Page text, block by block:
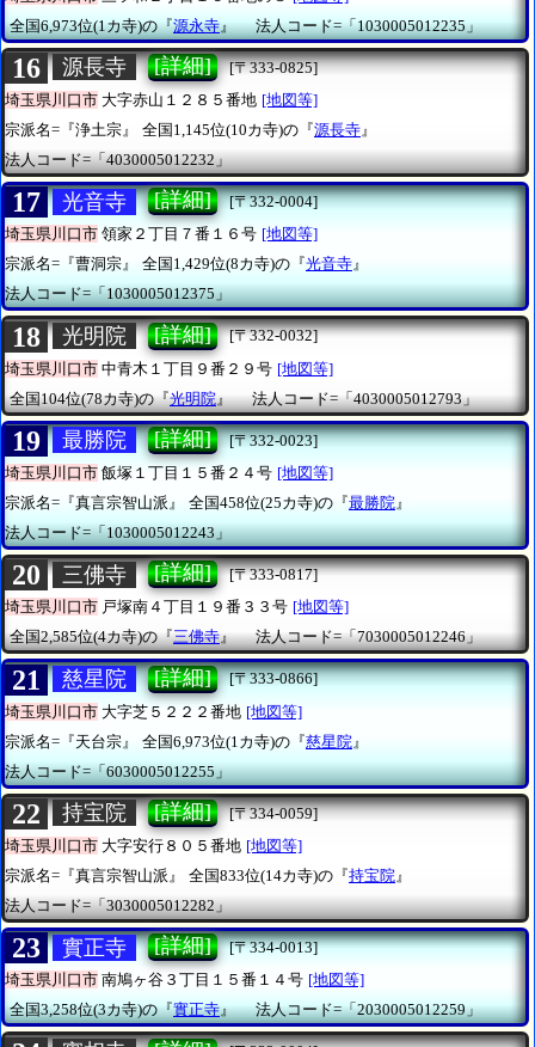
全国6,973位(1カ寺)の『源永寺』 法人コード=「1030005012235」
16 源長寺 [詳細]
[〒333-0825]
埼玉県川口市 大字赤山１２８５番地 [地図等]
宗派名=『浄土宗』
全国1,145位(10カ寺)の『源長寺 』
法人コード=「4030005012232」
17 光音寺 [詳細]
[〒332-0004]
埼玉県川口市 領家２丁目７番１６号 [地図等]
宗派名=『曹洞宗』
全国1,429位(8カ寺)の『光音寺』
法人コード=「1030005012375」
18 光明院 [詳細]
[〒332-0032]
埼玉県川口市 中青木１丁目９番２９号 [地図等]
全国104位(78カ寺)の『光明院』 法人コード=「4030005012793」
19 最勝院 [詳細]
[〒332-0023]
埼玉県川口市 飯塚１丁目１５番２４号 [地図等]
宗派名=『真言宗智山派』
全国458位(25カ寺)の『最勝院 』
法人コード=「1030005012243」
20 三佛寺 [詳細]
[〒333-0817]
埼玉県川口市 戸塚南４丁目１９番３３号 [地図等]
全国2,585位(4カ寺)の『三佛寺』 法人コード=「7030005012246」
21 慈星院 [詳細]
[〒333-0866]
埼玉県川口市 大字芝５２２２番地 [地図等]
宗派名=『天台宗』
全国6,973位(1カ寺)の『慈星院 』
法人コード=「6030005012255」
22 持宝院 [詳細]
[〒334-0059]
埼玉県川口市 大字安行８０５番地 [地図等]
宗派名=『真言宗智山派』
全国833位(14カ寺)の『持宝院 』
法人コード=「3030005012282」
23 實正寺 [詳細]
[〒334-0013]
埼玉県川口市 南鳩ヶ谷３丁目１５番１４号 [地図等]
全国3,258位(3カ寺)の『實正寺』 法人コード=「2030005012259」